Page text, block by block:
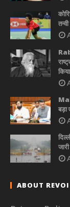
बड़ा
ABOUT REVOI